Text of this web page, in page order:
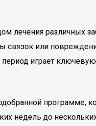
лечения различных
связок или
играет
программе,
недель до